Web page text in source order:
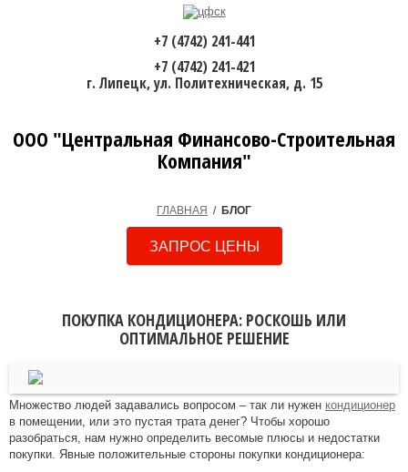
ООО "Центральная Финансово-Строительная
Компания"
+7 (4742) 241-441
+7 (4742) 241-421
г. Липецк, ул. Политехническая, д. 15
ГЛАВНАЯ / БЛОГ
ЗАПРОС ЦЕНЫ
ПОКУПКА КОНДИЦИОНЕРА: РОСКОШЬ ИЛИ
ОПТИМАЛЬНОЕ РЕШЕНИЕ
Множество людей задавались вопросом – так ли нужен кондиционер
в помещении, или это пустая трата денег? Чтобы хорошо
разобраться, нам нужно определить весомые плюсы и недостатки
покупки. Явные положительные стороны покупки кондиционера: